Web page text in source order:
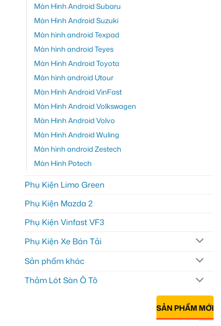
Màn Hình Android Subaru
Màn Hình Android Suzuki
Màn hình android Texpad
Màn hình android Teyes
Màn Hình Android Toyota
Màn hình android Utour
Màn Hình Android VinFast
Màn Hình Android Volkswagen
Màn Hình Android Volvo
Màn Hình Android Wuling
Màn hình android Zestech
Màn Hình Potech
Phụ Kiện Limo Green
Phụ Kiện Mazda 2
Phụ Kiện Vinfast VF3
Phụ Kiện Xe Bán Tải
Sản phẩm khác
Thảm Lót Sàn Ô Tô
SẢN PHẨM MỚI